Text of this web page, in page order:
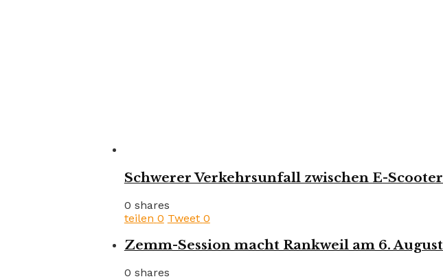
Schwerer Verkehrsunfall zwischen E-
0 shares
teilen 0 Tweet 0
Zemm-Session macht Rankweil am 6.
0 shares